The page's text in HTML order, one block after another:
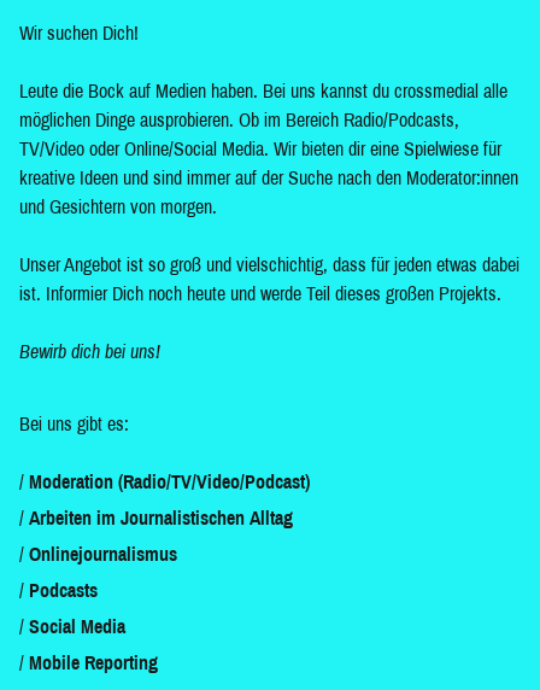
Wir suchen Dich!
Leute die Bock auf Medien haben. Bei uns kannst du crossmedial alle
möglichen Dinge ausprobieren. Ob im Bereich Radio/Podcasts,
TV/Video oder Online/Social Media. Wir bieten dir eine Spielwiese für
kreative Ideen und sind immer auf der Suche nach den Moderator:innen
und Gesichtern von morgen.
Unser Angebot ist so groß und vielschichtig, dass für jeden etwas dabei
ist. Informier Dich noch heute und werde Teil dieses großen Projekts.
Bewirb dich bei uns!
Bei uns gibt es:
Moderation (Radio/TV/Video/Podcast)
Arbeiten im Journalistischen Alltag
Onlinejournalismus
Podcasts
Social Media
Mobile Reporting